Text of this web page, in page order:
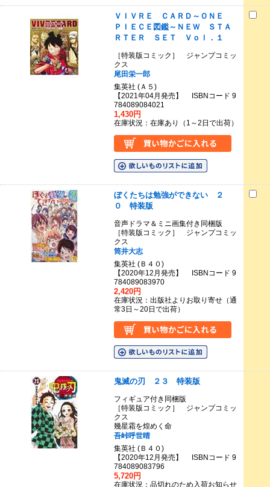
ＶＩＶＲＥ ＣＡＲＤ～ＯＮＥ
ＰＩＥＣＥ図鑑～ＮＥＷ ＳＴＡ
ＲＴＥＲ ＳＥＴ Ｖｏｌ．１
［特装版コミック］ ジャンプコミッ
クス
尾田栄一郎
集英社 (Ａ５)
【2021年04月発売】 ISBNコード 9
784089084021
1,430円
在庫状況：在庫あり（1～2日で出荷）
ぼくたちは勉強ができない ２
０ 特装版
音声ドラマ＆ミニ画集付き同梱版
［特装版コミック］ ジャンプコミッ
クス
筒井大志
集英社 (Ｂ４０)
【2020年12月発売】 ISBNコード 9
784089083970
2,420円
在庫状況：出版社よりお取り寄せ（通
常3日～20日で出荷）
鬼滅の刃 ２３ 特装版
フィギュア付き同梱版
［特装版コミック］ ジャンプコミッ
クス
幾星霜を煌めく命
吾峠呼世晴
集英社 (Ｂ４０)
【2020年12月発売】 ISBNコード 9
784089083796
5,720円
在庫状況：品切れのため入荷お知らせ